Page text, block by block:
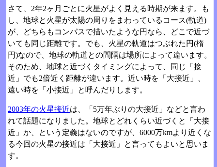
さて、2年2ヶ月ごとに火星がよく見える時期が来ます。も
し、地球と火星が太陽の周りをまわっているコース(軌道)
が、どちらもコンパスで描いたような円なら、どこで近づ
いても同じ距離です。でも、火星の軌道はつぶれた円(楕
円)なので、地球の軌道との間隔は場所によって違います。
そのため、地球と近づくタイミングによって、同じ「接
近」でも2倍近く距離が違います。近い時を「大接近」、
遠い時を「小接近」と呼んだりします。
2003年の火星接近は、「5万年ぶりの大接近」などと言わ
れて話題になりました。地球とどれくらい近づくと「大接
近」か、という定義はないのですが、6000万kmより近くな
る今回の火星の接近は「大接近」と言ってもよいと思いま
す。